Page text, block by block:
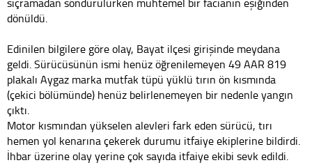
sıçramadan söndürülürken muhtemel bir facianın eşiğinden
dönüldü.
Edinilen bilgilere göre olay, Bayat ilçesi girişinde meydana
geldi. Sürücüsünün ismi henüz öğrenilemeyen 49 AAR 819
plakalı Aygaz marka mutfak tüpü yüklü tırın ön kısmında
(çekici bölümünde) henüz belirlenemeyen bir nedenle yangın
çıktı.
Motor kısmından yükselen alevleri fark eden sürücü, tırı
hemen yol kenarına çekerek durumu itfaiye ekiplerine bildirdi.
İhbar üzerine olay yerine çok sayıda itfaiye ekibi sevk edildi.